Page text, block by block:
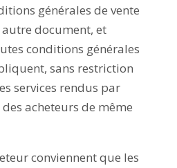
générales de vente
document, et
conditions générales
sans restriction
services rendus par
acheteurs de même
conviennent que les